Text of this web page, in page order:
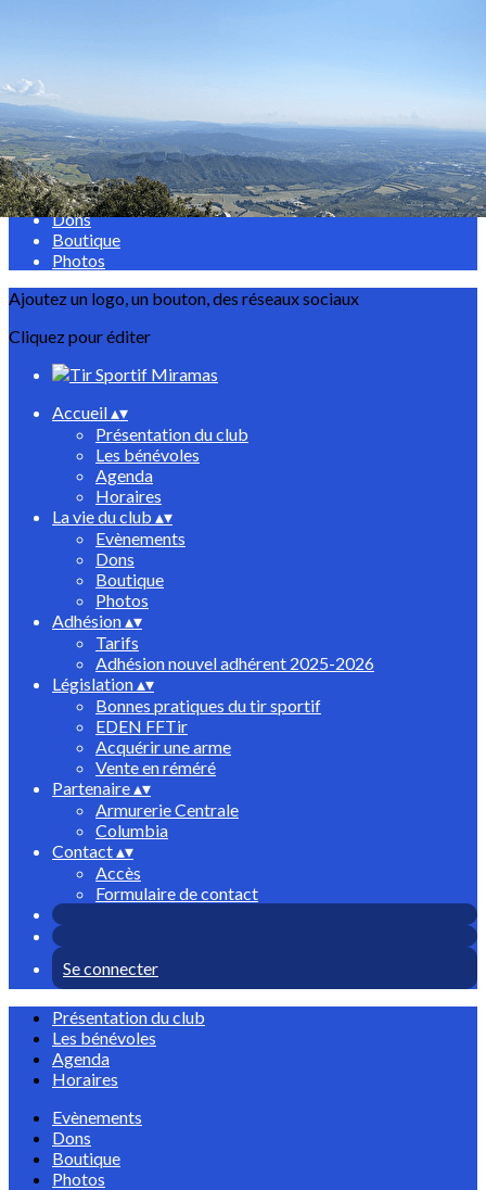
Menu
<
>
Evènements
Dons
Boutique
Photos
Ajoutez un logo, un bouton, des réseaux sociaux
Cliquez pour éditer
Accueil▴▾
Présentation du club
Les bénévoles
Agenda
Horaires
La vie du club ▴▾
Evènements
Dons
Boutique
Photos
Adhésion▴▾
Tarifs
Adhésion nouvel adhérent 2025-2026
Législation▴▾
Bonnes pratiques du tir sportif
EDEN FFTir
Acquérir une arme
Vente en réméré
Partenaire▴▾
Armurerie Centrale
Columbia
Contact▴▾
Accès
Formulaire de contact
Se connecter
Présentation du club
Les bénévoles
Agenda
Horaires
Evènements
Dons
Boutique
Photos